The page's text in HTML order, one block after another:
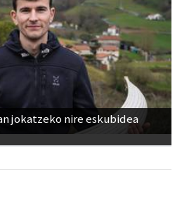
jokatzeko nire eskubidea